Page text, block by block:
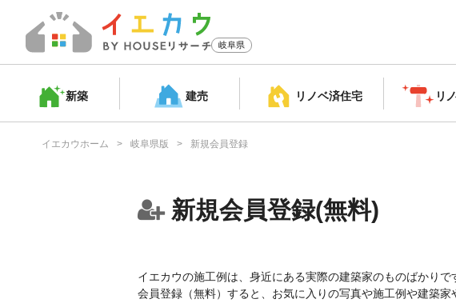
岐阜県
新築 建売 リノベ済住宅 リ
イエカウホーム 岐阜県版 新規会員登録
新規会員登録(無料)
イエカウの施工例は、身近にある実際の建築家のものばかりで
会員登録（無料）すると、お気に入りの写真や施工例や建築